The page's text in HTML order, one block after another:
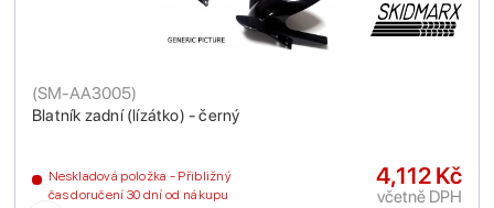
Blatník zadní (lízátko) - černý
(SM-AA3005)
Neskladová položka - Přibližný
čas doručení 30 dní od nákupu
4,112 Kč
včetně DPH